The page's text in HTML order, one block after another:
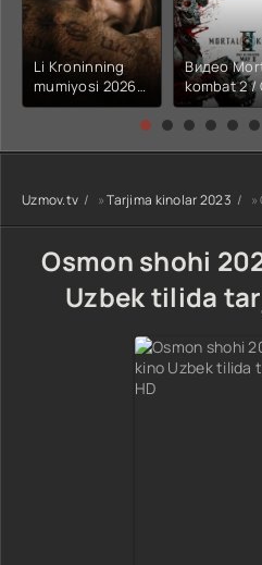
Li Kroninning
mumiyosi 2026
(uzbek tilida
kino) tarjima HD
Видео
kombat 2 /
jangi 2
Uzbek tilida
Uzmov.tv »Tarjima kinolar 2023 »
Osmon shohi
Uzbek tilida